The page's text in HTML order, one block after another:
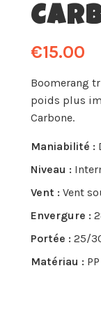
€15.00
Boomerang
poids plus
Carbone.
Maniabilité :
Niveau :
Vent : Vent
Envergure :
Portée : 25/
Matériau :